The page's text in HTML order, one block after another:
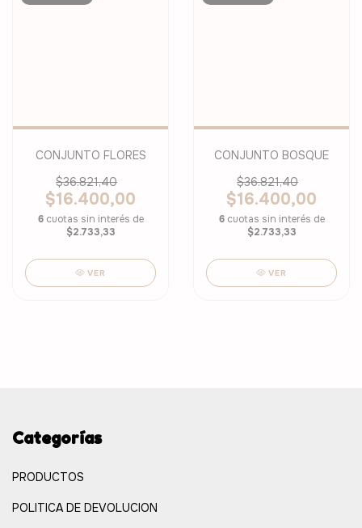
CONJUNTO FLORES
$36.821,40
$16.400,00
6 cuotas sin interés de
$2.733,33
VER
CONJUNTO BOSQUE
$36.821,40
$16.400,00
6 cuotas sin interés de
$2.733,33
VER
Categorías
PRODUCTOS
POLITICA DE DEVOLUCION